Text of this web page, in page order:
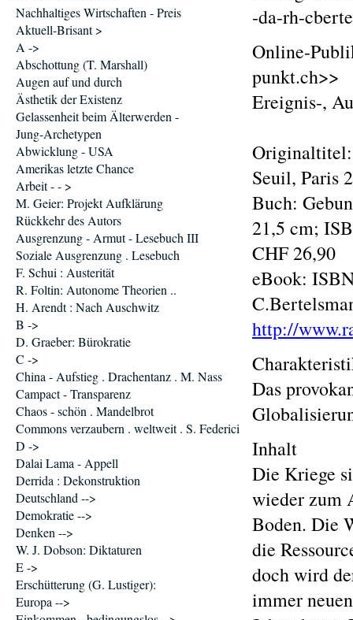
-da-rh-
Online-
punkt.ch>>
Ereignis-,
Seuil, Paris
Buch:
21,5 cm;
CHF 26,90
eBook:
http://
Das
Inhalt
Die Kriege
wieder zum
Boden. Die
die
doch wird
immer
Nachhaltiges Wirtschaften - Preis
Aktuell-Brisant >
A ->
Abschottung (T. Marshall)
Augen auf und durch
Ästhetik der Existenz
Gelassenheit beim Älterwerden -
Jung-Archetypen
Abwicklung - USA
Amerikas letzte Chance
Arbeit - - >
M. Geier: Projekt Aufklärung
Rückkehr des Autors
Ausgrenzung - Armut - Lesebuch III
Soziale Ausgrenzung . Lesebuch
F. Schui : Austerität
R. Foltin: Autonome Theorien ..
H. Arendt : Nach Auschwitz
B ->
D. Graeber: Bürokratie
C ->
China - Aufstieg . Drachentanz . M. Nass
Campact - Transparenz
Chaos - schön . Mandelbrot
Commons verzaubern . weltweit . S. Federici
D ->
Dalai Lama - Appell
Derrida : Dekonstruktion
Deutschland -->
Demokratie -->
Denken -->
W. J. Dobson: Diktaturen
E ->
Erschütterung (G. Lustiger):
Europa -->